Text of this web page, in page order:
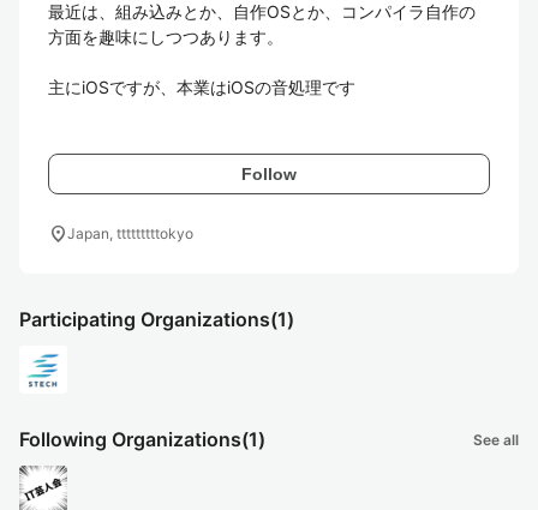
最近は、組み込みとか、自作OSとか、コンパイラ自作の
方面を趣味にしつつあります。
主にiOSですが、本業はiOSの音処理です
Follow
location_onJapan, tttttttttokyo
Participating Organizations(1)
Following Organizations(1) See all